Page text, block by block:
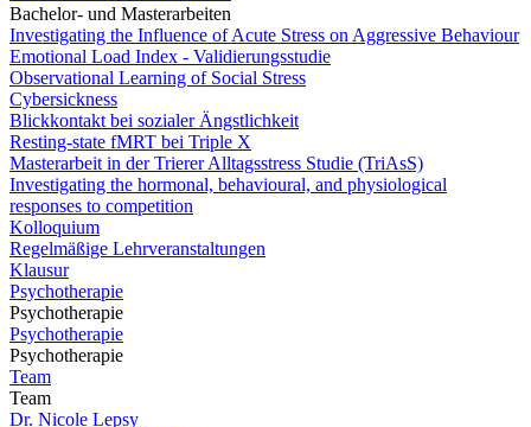
Bachelor- und Masterarbeiten
Investigating the Influence of Acute Stress on Aggressive Behaviour
Emotional Load Index - Validierungsstudie
Observational Learning of Social Stress
Cybersickness
Blickkontakt bei sozialer Ängstlichkeit
Resting-state fMRT bei Triple X
Masterarbeit in der Trierer Alltagsstress Studie (TriAsS)
Investigating the hormonal, behavioural, and physiological
responses to competition
Kolloquium
Regelmäßige Lehrveranstaltungen
Klausur
Psychotherapie
Psychotherapie
Psychotherapie
Psychotherapie
Team
Team
Dr. Nicole Lepsy